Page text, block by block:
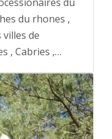
du rhones ,
de
, Cabries ,…